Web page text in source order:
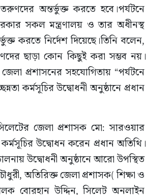
অন্তর্ভুক্ত করতে হবে।পর্যটনে
সকল মন্ত্রণালয় ও তার অধীনস্থ
করতে নির্দেশ দিয়েছে।তিনি বলেন,
ছাড়া কোন কিছুই করা সম্ভব নয়।
প্রশাসনের সহযোগিতায় “পর্যটনে
কর্মসূচির উদ্বোধনী অনুষ্ঠানে প্রধান
জেলা প্রশাসক মো: সারওয়ার
উদ্বোধন করেন প্রধান অতিথি।
উদ্বোধনী অনুষ্ঠানে আরো উপস্থিত
অতিরিক্ত জেলা প্রশাসক( শিক্ষা ও
বোরহান উদ্দিন, সিলেট অনলাইন